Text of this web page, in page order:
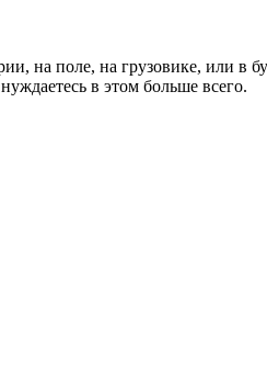
на поле, на грузовике, или в
в этом больше всего.